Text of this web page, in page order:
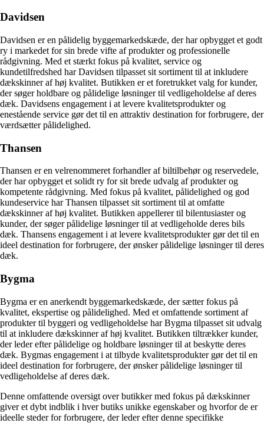
Davidsen
Davidsen er en pålidelig byggemarkedskæde, der har opbygget et godt
ry i markedet for sin brede vifte af produkter og professionelle
rådgivning. Med et stærkt fokus på kvalitet, service og
kundetilfredshed har Davidsen tilpasset sit sortiment til at inkludere
dækskinner af høj kvalitet. Butikken er et foretrukket valg for kunder,
der søger holdbare og pålidelige løsninger til vedligeholdelse af deres
dæk. Davidsens engagement i at levere kvalitetsprodukter og
enestående service gør det til en attraktiv destination for forbrugere, der
værdsætter pålidelighed.
Thansen
Thansen er en velrenommeret forhandler af biltilbehør og reservedele,
der har opbygget et solidt ry for sit brede udvalg af produkter og
kompetente rådgivning. Med fokus på kvalitet, pålidelighed og god
kundeservice har Thansen tilpasset sit sortiment til at omfatte
dækskinner af høj kvalitet. Butikken appellerer til bilentusiaster og
kunder, der søger pålidelige løsninger til at vedligeholde deres bils
dæk. Thansens engagement i at levere kvalitetsprodukter gør det til en
ideel destination for forbrugere, der ønsker pålidelige løsninger til deres
dæk.
Bygma
Bygma er en anerkendt byggemarkedskæde, der sætter fokus på
kvalitet, ekspertise og pålidelighed. Med et omfattende sortiment af
produkter til byggeri og vedligeholdelse har Bygma tilpasset sit udvalg
til at inkludere dækskinner af høj kvalitet. Butikken tiltrækker kunder,
der leder efter pålidelige og holdbare løsninger til at beskytte deres
dæk. Bygmas engagement i at tilbyde kvalitetsprodukter gør det til en
ideel destination for forbrugere, der ønsker pålidelige løsninger til
vedligeholdelse af deres dæk.
Denne omfattende oversigt over butikker med fokus på dækskinner
giver et dybt indblik i hver butiks unikke egenskaber og hvorfor de er
ideelle steder for forbrugere, der leder efter denne specifikke